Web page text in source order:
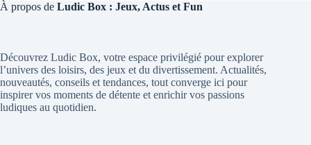
À propos de Ludic Box : Jeux, Actus et Fun
Découvrez Ludic Box, votre espace privilégié pour explorer
l’univers des loisirs, des jeux et du divertissement. Actualités,
nouveautés, conseils et tendances, tout converge ici pour
inspirer vos moments de détente et enrichir vos passions
ludiques au quotidien.